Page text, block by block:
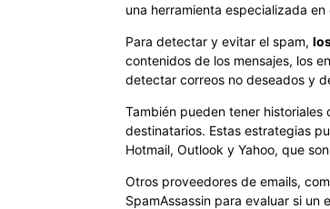
una herramienta especializada
Para detectar y evitar el spam,
contenidos de los mensajes, los
detectar correos no deseados y
También pueden tener
destinatarios. Estas estrategias
Hotmail, Outlook y Yahoo, que
Otros proveedores de emails,
SpamAssassin para evaluar si un